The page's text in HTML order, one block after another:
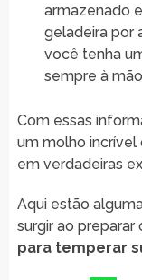
armazenado
geladeira por
você tenha
sempre à
Com essas
um molho incrível
em verdadeiras
Aqui estão
surgir ao preparar
para temperar